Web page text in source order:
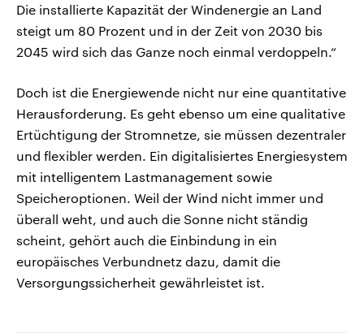
Die installierte Kapazität der Windenergie an Land
steigt um 80 Prozent und in der Zeit von 2030 bis
2045 wird sich das Ganze noch einmal verdoppeln.“
Doch ist die Energiewende nicht nur eine quantitative
Herausforderung. Es geht ebenso um eine qualitative
Ertüchtigung der Stromnetze, sie müssen dezentraler
und flexibler werden. Ein digitalisiertes Energiesystem
mit intelligentem Lastmanagement sowie
Speicheroptionen. Weil der Wind nicht immer und
überall weht, und auch die Sonne nicht ständig
scheint, gehört auch die Einbindung in ein
europäisches Verbundnetz dazu, damit die
Versorgungssicherheit gewährleistet ist.